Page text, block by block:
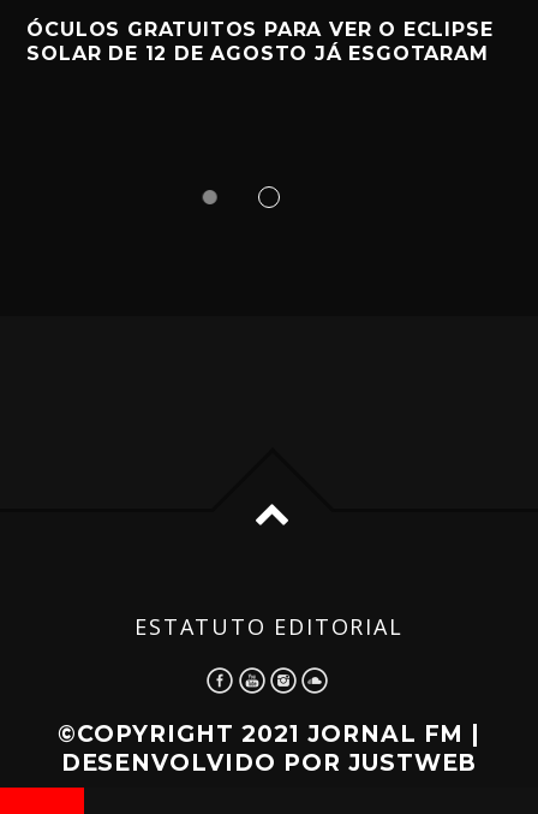
ÓCULOS GRATUITOS PARA VER O ECLIPSE
SOLAR DE 12 DE AGOSTO JÁ ESGOTARAM
ESTATUTO EDITORIAL
©COPYRIGHT 2021 JORNAL FM |
DESENVOLVIDO POR JUSTWEB